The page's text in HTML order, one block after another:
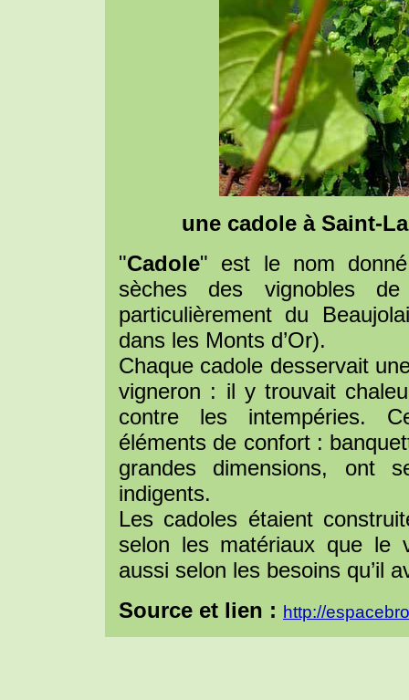
une cadole à Saint-
"Cadole" est le nom
sèches des vignobles
particulièrement du
dans les Monts d’Or).
Chaque cadole desservait
vigneron : il y trouvait
contre les intempéries.
éléments de confort :
grandes dimensions, ont
indigents.
Les cadoles étaient
selon les matériaux que le
aussi selon les besoins qu’il
Source et lien : http://